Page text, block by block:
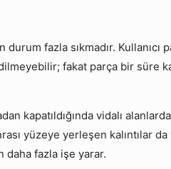
fazla sıkmadır. Kullanıcı
fakat parça bir süre
kapatıldığında vidalı
yerleşen kalıntılar da
daha fazla işe yarar.